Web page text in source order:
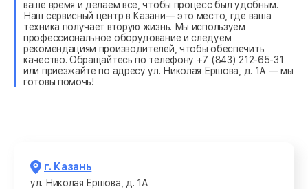
ваше время и делаем все, чтобы процесс был удобным.
Наш сервисный центр в Казани— это место, где ваша
техника получает вторую жизнь. Мы используем
профессиональное оборудование и следуем
рекомендациям производителей, чтобы обеспечить
качество. Обращайтесь по телефону +7 (843) 212-65-31
или приезжайте по адресу ул. Николая Ершова, д. 1А — мы
готовы помочь!
г. Казань
ул. Николая Ершова, д. 1А